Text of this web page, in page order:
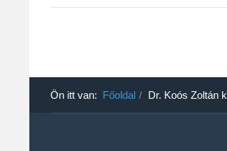
Ön itt van: Főoldal Dr. Koós Zoltán